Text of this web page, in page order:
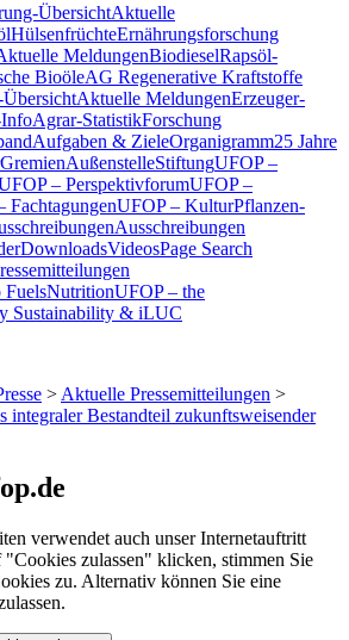
ÜbersichtAktuelle
HülsenfrüchteErnährungsforschung
MeldungenBiodieselRapsöl-
BioöleAG Regenerative Kraftstoffe
Aktuelle MeldungenErzeuger-
Agrar-StatistikForschung
Aufgaben & ZieleOrganigramm25 Jahre
GremienAußenstelleStiftungUFOP –
– PerspektivforumUFOP –
FachtagungenUFOP – KulturPflanzen-
Ausschreibungen
DownloadsVideosPage Search
FuelsNutritionUFOP – the
Sustainability & iLUC
> Aktuelle Pressemitteilungen >
integraler Bestandteil zukunftsweisender
verwendet auch unser Internetauftritt
zulassen" klicken, stimmen Sie
zu. Alternativ können Sie eine